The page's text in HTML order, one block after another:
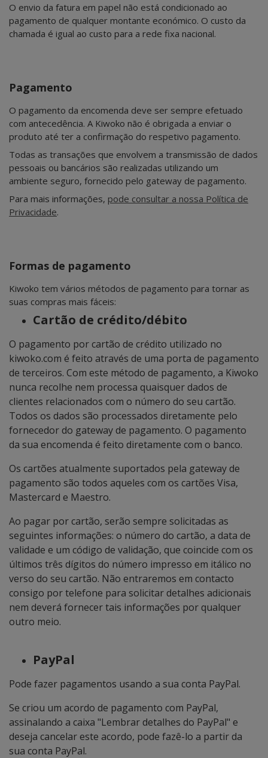
O envio da fatura em papel não está condicionado ao
pagamento de qualquer montante económico. O custo da
chamada é igual ao custo para a rede fixa nacional.
Pagamento
O pagamento da encomenda deve ser sempre efetuado
com antecedência. A Kiwoko não é obrigada a enviar o
produto até ter a confirmação do respetivo pagamento.
Todas as transações que envolvem a transmissão de dados
pessoais ou bancários são realizadas utilizando um
ambiente seguro, fornecido pelo gateway de pagamento.
Para mais informações, pode consultar a nossa Política de
Privacidade.
Formas de pagamento
Kiwoko tem vários métodos de pagamento para tornar as
suas compras mais fáceis:
Cartão de crédito/débito
O pagamento por cartão de crédito utilizado no
kiwoko.com é feito através de uma porta de pagamento
de terceiros. Com este método de pagamento, a Kiwoko
nunca recolhe nem processa quaisquer dados de
clientes relacionados com o número do seu cartão.
Todos os dados são processados diretamente pelo
fornecedor do gateway de pagamento. O pagamento
da sua encomenda é feito diretamente com o banco.
Os cartões atualmente suportados pela gateway de
pagamento são todos aqueles com os cartões Visa,
Mastercard e Maestro.
Ao pagar por cartão, serão sempre solicitadas as
seguintes informações: o número do cartão, a data de
validade e um código de validação, que coincide com os
últimos três dígitos do número impresso em itálico no
verso do seu cartão. Não entraremos em contacto
consigo por telefone para solicitar detalhes adicionais
nem deverá fornecer tais informações por qualquer
outro meio.
PayPal
Pode fazer pagamentos usando a sua conta PayPal.
Se criou um acordo de pagamento com PayPal,
assinalando a caixa "Lembrar detalhes do PayPal" e
deseja cancelar este acordo, pode fazê-lo a partir da
sua conta PayPal.